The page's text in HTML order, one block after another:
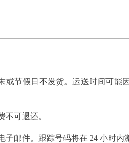
或节假日不发货。运送时间可
可退还。
邮件。跟踪号码将在 24 小时内